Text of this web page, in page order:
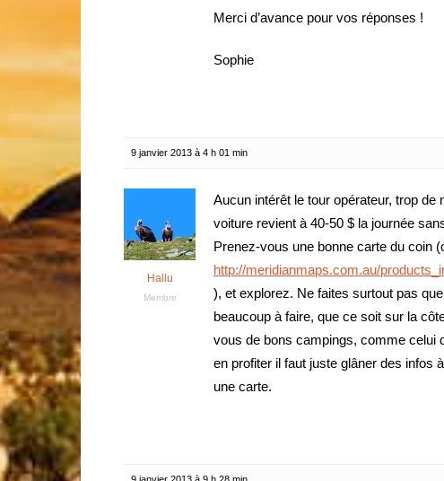
Merci d’avance pour vos réponses !
Sophie
9 janvier 2013 à 4 h 01 min
Hallu
Membre
Aucun intérêt le tour opérateur, trop
voiture revient à 40-50 $ la journée
Prenez-vous une bonne carte du coin
http://meridianmaps.com.au/
), et explorez. Ne faites surtout pas
beaucoup à faire, que ce soit sur la
vous de bons campings, comme celui
en profiter il faut juste glâner des infos
une carte.